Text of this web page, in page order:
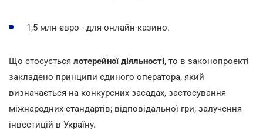
1,5 млн євро - для онлайн-казино.
Що стосується лотерейної діяльності, то в законопроекті
закладено принципи єдиного оператора, який
визначається на конкурсних засадах, застосування
міжнародних стандартів; відповідальної гри; залучення
інвестицій в Україну.